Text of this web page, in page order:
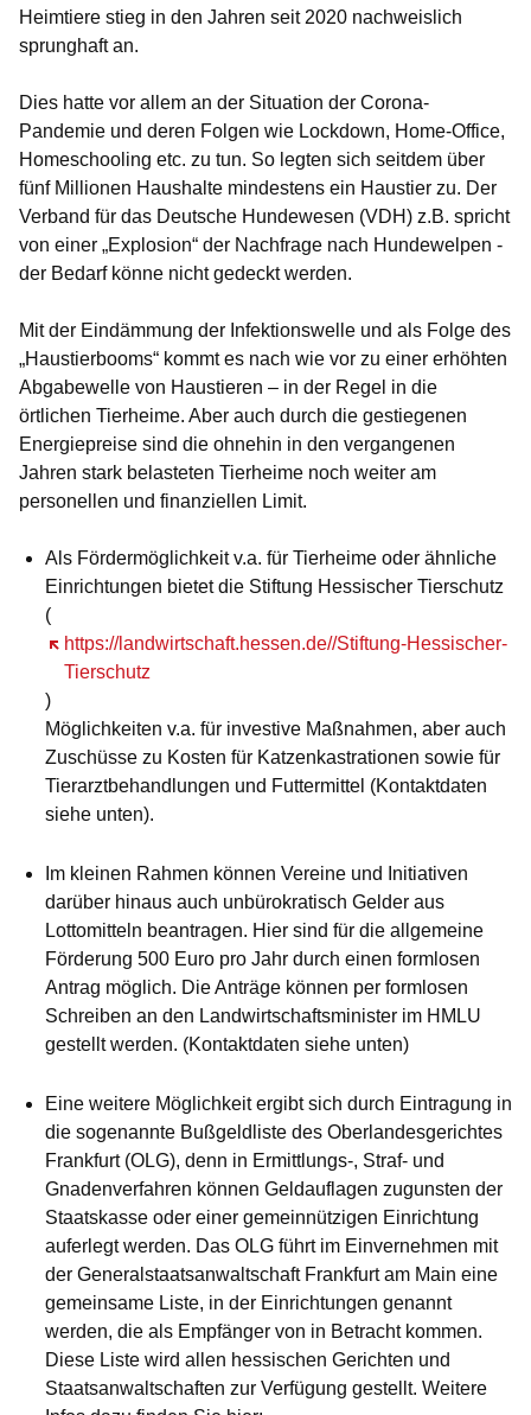
Heimtiere stieg in den Jahren seit 2020 nachweislich
sprunghaft an.
Dies hatte vor allem an der Situation der Corona-
Pandemie und deren Folgen wie Lockdown, Home-Office,
Homeschooling etc. zu tun. So legten sich seitdem über
fünf Millionen Haushalte mindestens ein Haustier zu. Der
Verband für das Deutsche Hundewesen (VDH) z.B. spricht
von einer „Explosion“ der Nachfrage nach Hundewelpen -
der Bedarf könne nicht gedeckt werden.
Mit der Eindämmung der Infektionswelle und als Folge des
„Haustierbooms“ kommt es nach wie vor zu einer erhöhten
Abgabewelle von Haustieren – in der Regel in die
örtlichen Tierheime. Aber auch durch die gestiegenen
Energiepreise sind die ohnehin in den vergangenen
Jahren stark belasteten Tierheime noch weiter am
personellen und finanziellen Limit.
Als Fördermöglichkeit v.a. für Tierheime oder ähnliche
Einrichtungen bietet die Stiftung Hessischer Tierschutz
(
https://landwirtschaft.hessen.de//Stiftung-Hessischer-
Tierschutz
Öffnet sich in einem neuen Fenster
)
Möglichkeiten v.a. für investive Maßnahmen, aber auch
Zuschüsse zu Kosten für Katzenkastrationen sowie für
Tierarztbehandlungen und Futtermittel (Kontaktdaten
siehe unten).
Im kleinen Rahmen können Vereine und Initiativen
darüber hinaus auch unbürokratisch Gelder aus
Lottomitteln beantragen. Hier sind für die allgemeine
Förderung 500 Euro pro Jahr durch einen formlosen
Antrag möglich. Die Anträge können per formlosen
Schreiben an den Landwirtschaftsminister im HMLU
gestellt werden. (Kontaktdaten siehe unten)
Eine weitere Möglichkeit ergibt sich durch Eintragung in
die sogenannte Bußgeldliste des Oberlandesgerichtes
Frankfurt (OLG), denn in Ermittlungs-, Straf- und
Gnadenverfahren können Geldauflagen zugunsten der
Staatskasse oder einer gemeinnützigen Einrichtung
auferlegt werden. Das OLG führt im Einvernehmen mit
der Generalstaatsanwaltschaft Frankfurt am Main eine
gemeinsame Liste, in der Einrichtungen genannt
werden, die als Empfänger von in Betracht kommen.
Diese Liste wird allen hessischen Gerichten und
Staatsanwaltschaften zur Verfügung gestellt. Weitere